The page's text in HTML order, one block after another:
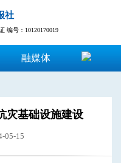
社
编号：10120170019
融媒体
灾基础设施建设
05-15